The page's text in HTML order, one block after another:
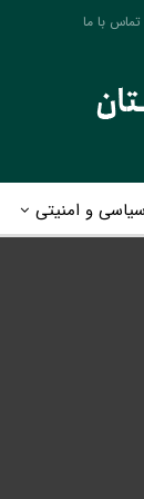
تماس با ما
سیاسی و امنیتی